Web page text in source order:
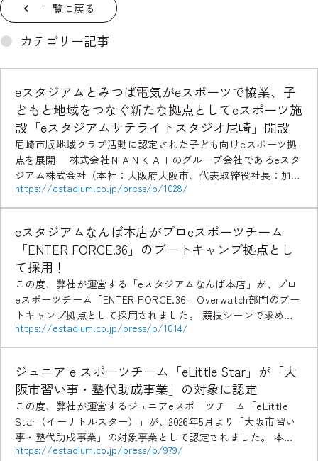
一覧に戻る
カテゴリー記事
eスタジアムとみつば電気がeスポーツで協業、子
どもと地域をつなぐ新たな拠点としてeスポーツ施
設「eスタジアムサテライトスタジオ尼崎」開設
尼崎市版地域クラブ活動に認定された子ども向けeスポーツ拠
点を展開 株式会社ＮＡＮＫＡＩのグループ会社であるeスタ
ジアム株式会社（本社：大阪府大阪市、代表取締役社長：加藤
寛之、以下「eスタジアム」）と株式会社みつば電気 […]
https://estadium.co.jp/press/p/1028/
eスタジアムなんば本店がプロeスポーツチーム
「ENTER FORCE.36」のブートキャンプ拠点とし
て採用！
この度、弊社が運営する「eスタジアムなんば本店」が、プロ
eスポーツチーム「ENTER FORCE.36」Overwatch部門のブー
トキャンプ拠点として採用されました。 競技シーンで求めら
れる設備や環境を備えた「eスタジ […]
https://estadium.co.jp/press/p/1014/
ジュニア e スポーツチーム「eLittle Star」が「大
阪市習い事・塾代助成事業」の対象に認定
この度、弊社が運営するジュニアeスポーツチーム「eLittle
Star（イーリトルスター）」が、2026年5月より「大阪市習い
事・塾代助成事業」の対象事業として認定されました。 本認
定により、大阪市内の対象世帯は、制度 […]
https://estadium.co.jp/press/p/979/